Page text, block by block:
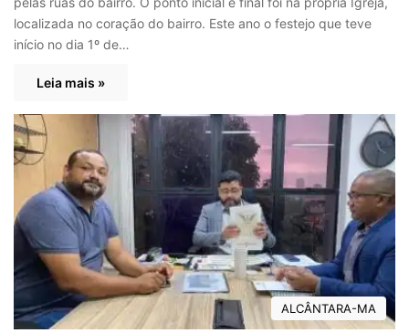
localizada no coração do bairro. Este ano o festejo que teve
início no dia 1º de…
Leia mais »
ALCÂNTARA-MA